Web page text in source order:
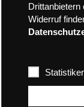
Drittanbietern
Widerruf